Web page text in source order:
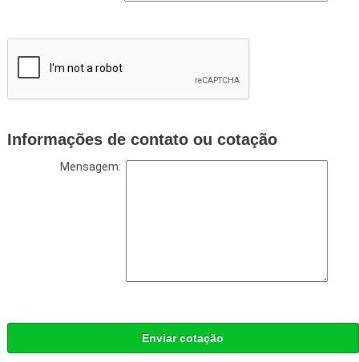
Informações de contato ou cotação
Mensagem:
Enviar cotação